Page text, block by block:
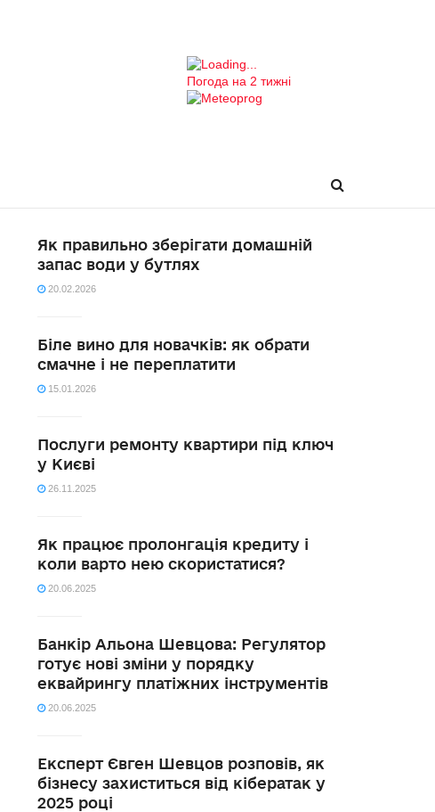
Погода на 2 тижні
Як правильно зберігати домашній
запас води у бутлях
20.02.2026
Біле вино для новачків: як обрати
смачне і не переплатити
15.01.2026
Послуги ремонту квартири під ключ
у Києві
26.11.2025
Як працює пролонгація кредиту і
коли варто нею скористатися?
20.06.2025
Банкір Альона Шевцова: Регулятор
готує нові зміни у порядку
еквайрингу платіжних інструментів
20.06.2025
Експерт Євген Шевцов розповів, як
бізнесу захиститься від кібератак у
2025 році